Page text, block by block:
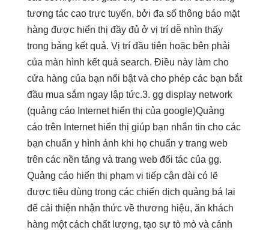
tương tác cao trực tuyến, bởi đa số thông báo mặt
hàng được hiển thị đầy đủ ở vị trí dễ nhìn thấy
trong bảng kết quả. Vị trí đầu tiên hoặc bên phải
của màn hình kết quả search. Điều này làm cho
cửa hàng của bạn nổi bật và cho phép các bạn bắt
đầu mua sắm ngay lập tức.3. gg display network
(quảng cáo Internet hiển thị của google)Quảng
cáo trên Internet hiển thị giúp bạn nhắn tin cho các
bạn chuẩn y hình ảnh khi họ chuẩn y trang web
trên các nền tảng và trang web đối tác của gg.
Quảng cáo hiển thị phạm vi tiếp cận dài có lẽ
được tiêu dùng trong các chiến dịch quảng bá lại
để cải thiện nhận thức về thương hiệu, ăn khách
hàng một cách chất lượng, tạo sự tò mò và cảnh